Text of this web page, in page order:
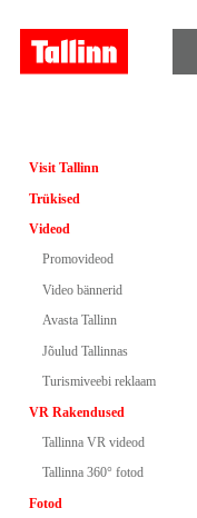
Visit Tallinn
Trükised
Videod
Promovideod
Video bännerid
Avasta Tallinn
Jõulud Tallinnas
Turismiveebi reklaam
VR Rakendused
Tallinna VR videod
Tallinna 360° fotod
Fotod